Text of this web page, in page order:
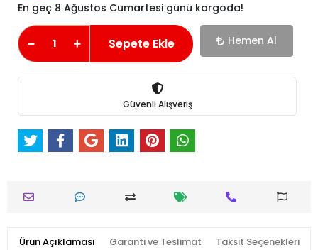
En geç 8 Ağustos Cumartesi günü kargoda!
Sepete Ekle Hemen Al
Güvenli Alışveriş
Ürün Açıklaması Garanti ve Teslimat Taksit Seçenekleri